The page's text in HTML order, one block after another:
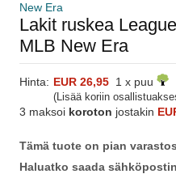
New Era
Lakit ruskea
MLB New Era
Hinta: EUR 26,95 1 x puu
(Lisää koriin
3 maksoi koroton jostakin
Tämä tuote on pian
Haluatko saada